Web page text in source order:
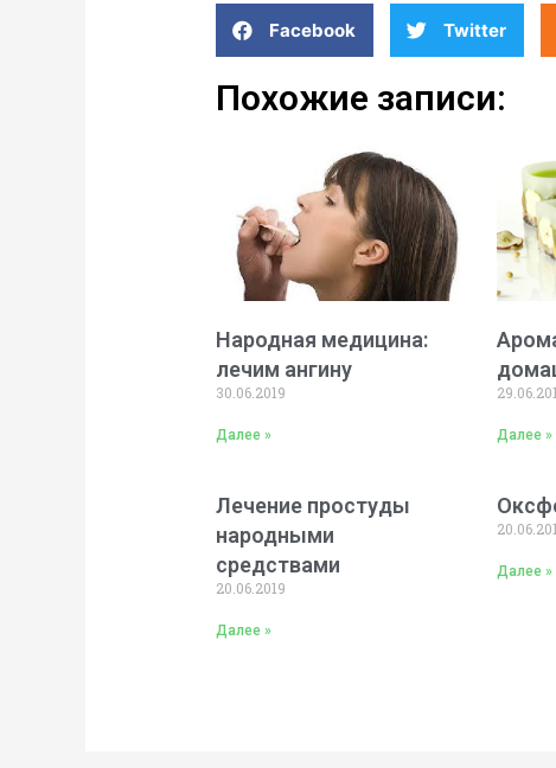
Facebook Twitter
Похожие записи:
Народная медицина:
лечим ангину
30.06.2019
Далее » Далее »
Лечение простуды
народными
средствами
20.06.2019
Далее »
Далее »